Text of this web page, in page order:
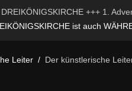
+++ 1.
ist auch
Leiter Der künstlerische